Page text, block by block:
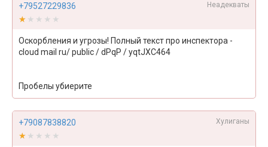
+79527229836 Неадекваты
★★★★★
★★★★★
Оскорбления и угрозы! Полный текст про инспектора -
cloud mail ru/ public / dPqP / yqtJXC464
Пробелы убиерите
+79087838820 Хулиганы
★★★★★
★★★★★